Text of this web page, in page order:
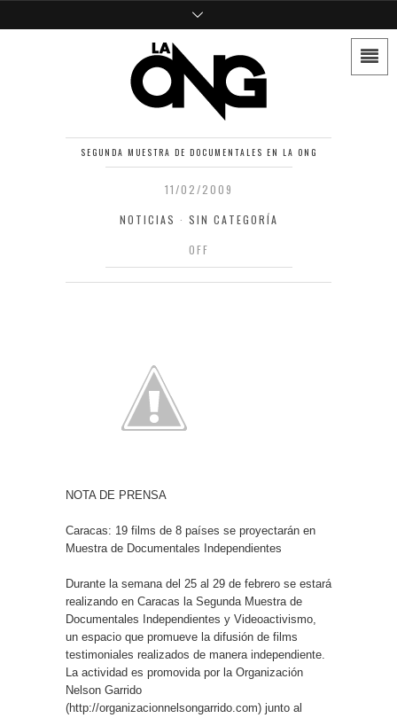
SEGUNDA MUESTRA DE DOCUMENTALES EN LA ONG
11/02/2009
NOTICIAS · SIN CATEGORÍA
OFF
NOTA DE PRENSA
Caracas: 19 films de 8 países se proyectarán en
Muestra de Documentales Independientes
Durante la semana del 25 al 29 de febrero se estará
realizando en Caracas la Segunda Muestra de
Documentales Independientes y Videoactivismo,
un espacio que promueve la difusión de films
testimoniales realizados de manera independiente.
La actividad es promovida por la Organización
Nelson Garrido
(http://organizacionnelsongarrido.com) junto al